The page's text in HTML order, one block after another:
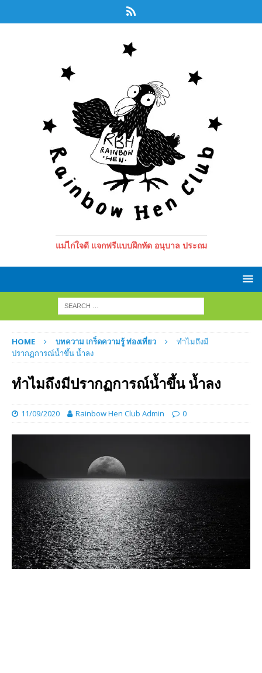
แม่ไก่ใจดี แจกฟรีแบบฝึกหัด อนุบาล ประถม
HOME บทความ เกร็ดความรู้ ท่องเที่ยว
ทำไมถึงมี
ปรากฏการณ์น้ำขึ้น น้ำลง
ทำไมถึงมีปรากฏการณ์น้ำขึ้น น้ำลง
11/09/2020 Rainbow Hen Club Admin 0